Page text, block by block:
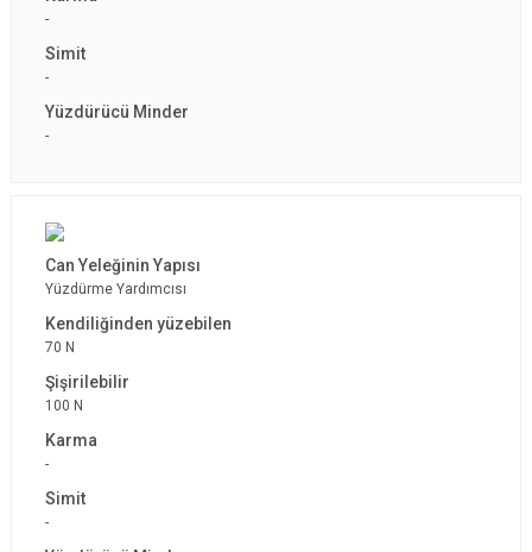
-
-
-
Yüzdürme Yardımcısı
70 N
100 N
-
-